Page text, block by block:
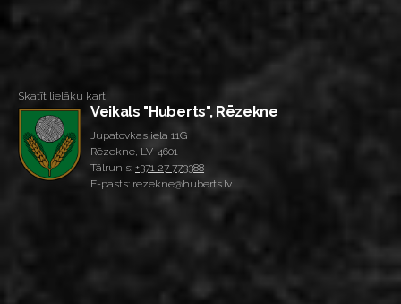
Skatīt lielāku karti
Veikals "Huberts", Rēzekne
Jupatovkas iela 11G
Rēzekne, LV-4601
Tālrunis: +371 27 773388
E-pasts: rezekne@huberts.lv